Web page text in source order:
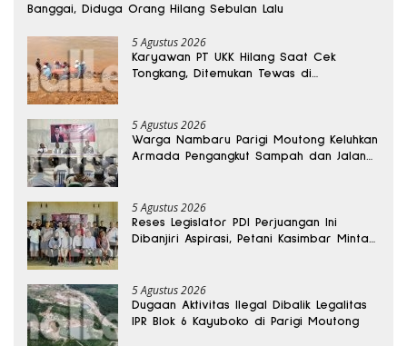
Banggai, Diduga Orang Hilang Sebulan Lalu
5 Agustus 2026
Karyawan PT UKK Hilang Saat Cek
Tongkang, Ditemukan Tewas di
5 Agustus 2026
Warga Nambaru Parigi Moutong Keluhkan
Armada Pengangkut Sampah dan Jalan
5 Agustus 2026
Reses Legislator PDI Perjuangan Ini
Dibanjiri Aspirasi, Petani Kasimbar Minta
5 Agustus 2026
Dugaan Aktivitas Ilegal Dibalik Legalitas
IPR Blok 6 Kayuboko di Parigi Moutong